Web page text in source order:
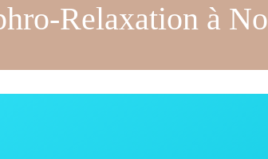
Relaxation à